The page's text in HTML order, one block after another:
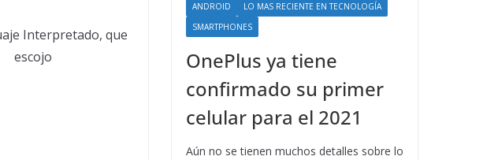
ANDROID
LO MAS RECIENTE EN TECNOLOGÍA
SMARTPHONES
OnePlus ya tiene
confirmado su primer
celular para el 2021
Aún no se tienen muchos detalles sobre lo